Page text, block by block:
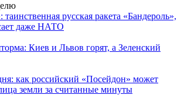
русская ракета «Бандероль»,
даже НАТО
Киев и Львов горят, а Зеленский
как российский «Посейдон» может
земли за считанные минуты